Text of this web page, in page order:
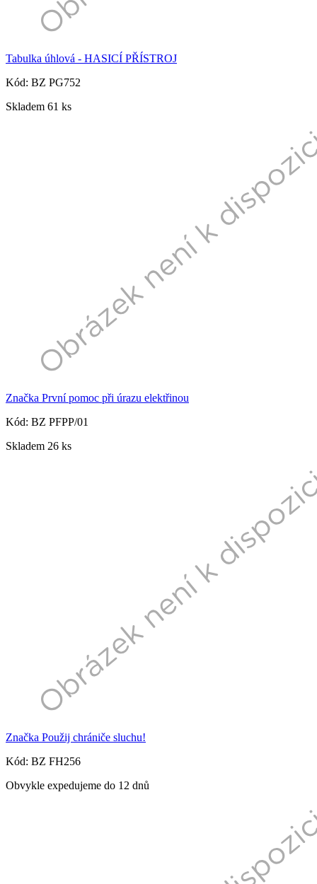
Tabulka úhlová - HASICÍ PŘÍSTROJ
Kód: BZ PG752
Skladem 61 ks
Značka První pomoc při úrazu elektřinou
Kód: BZ PFPP/01
Skladem 26 ks
Značka Použij chrániče sluchu!
Kód: BZ FH256
Obvykle expedujeme do 12 dnů